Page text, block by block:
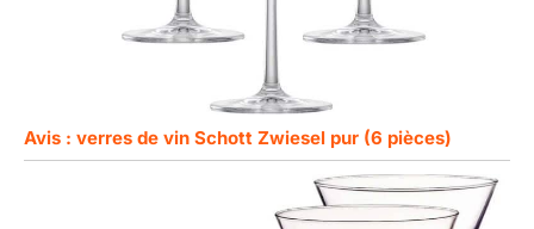
Avis : verres de vin Schott Zwiesel pur (6 pièces)